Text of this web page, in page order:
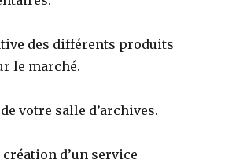
des différents produits
le marché.
votre salle d’archives.
création d’un service